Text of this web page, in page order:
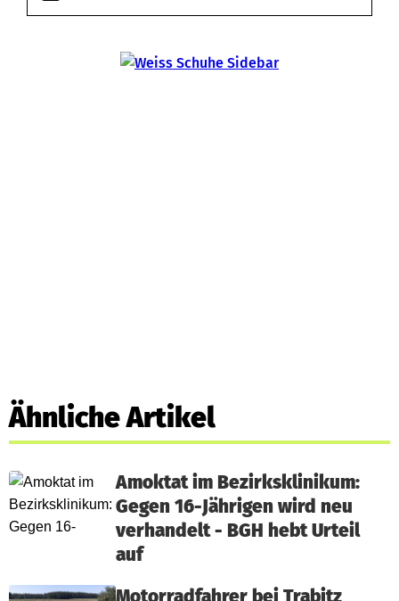
Ähnliche Artikel
Amoktat im Bezirksklinikum:
Gegen 16-Jährigen wird neu
verhandelt - BGH hebt Urteil
auf